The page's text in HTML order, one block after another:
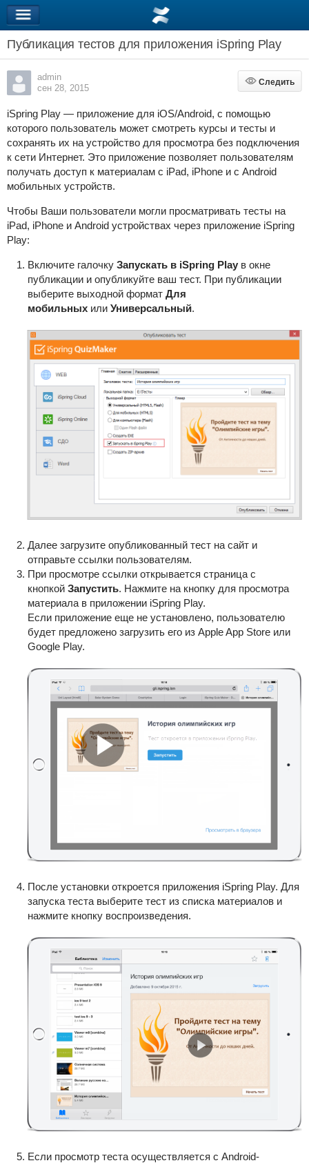
Публикация тестов для приложения iSpring Play
admin
сен 28, 2015
Следить
Следить
iSpring Play — приложение для iOS/Android, с помощью
которого пользователь может смотреть курсы и тесты и
сохранять их на устройство для просмотра без подключения
к сети Интернет. Это приложение позволяет пользователям
получать доступ к материалам с iPad, iPhone и с Android
мобильных устройств.
Чтобы Ваши пользователи могли просматривать тесты на
iPad, iPhone и Android устройствах через приложение iSpring
Play:
Включите галочку Запускать в iSpring Play в окне
публикации и опубликуйте ваш тест. При публикации
выберите выходной формат Для
мобильныхили Универсальный.
Далее загрузите опубликованный тест на сайт и
отправьте ссылки пользователям.
При просмотре ссылки открывается страница с
кнопкой Запустить. Нажмите на кнопку для просмотра
материала в приложении iSpring Play.
Если приложение еще не установлено, пользователю
будет предложено загрузить его из Apple App Store или
Google Play.
После установки откроется приложения iSpring Play. Для
запуска теста выберите тест из списка материалов и
нажмите кнопку воспроизведения.
Если просмотр теста осуществляется с Android-